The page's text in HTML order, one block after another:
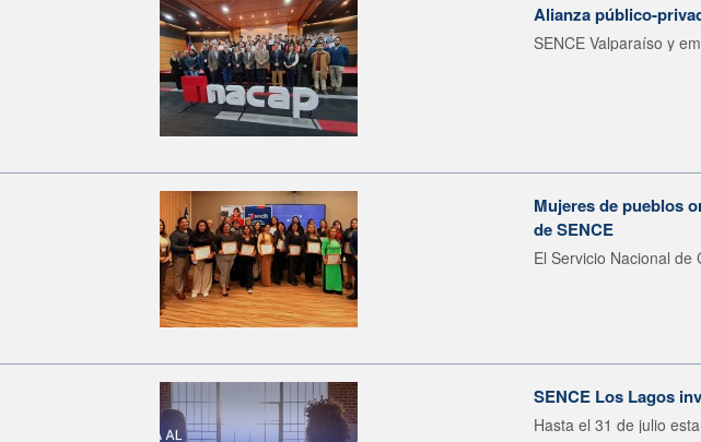
Alianza público-
SENCE Valparaíso y
Mujeres de pueblos
de SENCE
El Servicio Nacional de
SENCE Los Lagos
Hasta el 31 de julio